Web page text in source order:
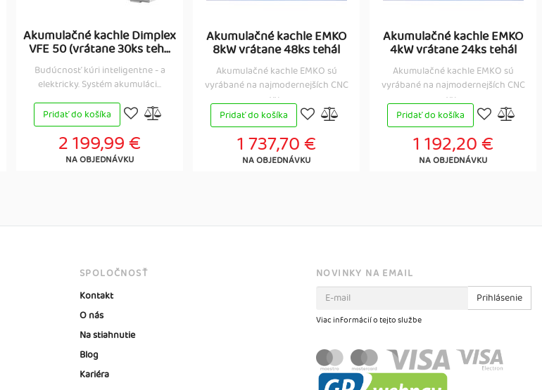
Akumulačné kachle Dimplex
VFE 50 (vrátane 30ks teh...
Budúcnosť kúri inteligentne - a
elektricky. Systém akumuláci...
Pridať do košíka
2 199,99 €
NA OBJEDNÁVKU
Akumulačné kachle EMKO
8kW vrátane 48ks tehál
Akumulačné kachle EMKO sú
vyrábané na najmodernejších CNC
vy...
Pridať do košíka
1 737,70 €
NA OBJEDNÁVKU
Akumulačné kachle EMKO
4kW vrátane 24ks tehál
Akumulačné kachle EMKO sú
vyrábané na najmodernejších CNC
vy...
Pridať do košíka
1 192,20 €
NA OBJEDNÁVKU
SPOLOČNOSŤ
Kontakt
O nás
Na stiahnutie
Blog
Kariéra
NOVINKY NA EMAIL
Prihlásenie
Viac informácií o tejto službe